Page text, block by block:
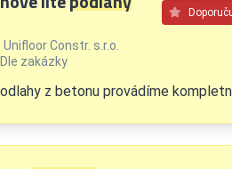
Unifloor Constr. s.r.o.
Dle zakázky
z betonu provádíme